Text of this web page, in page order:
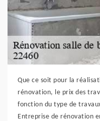
Que ce soit pour la
rénovation, le prix des
fonction du type de
Entreprise de rénovation